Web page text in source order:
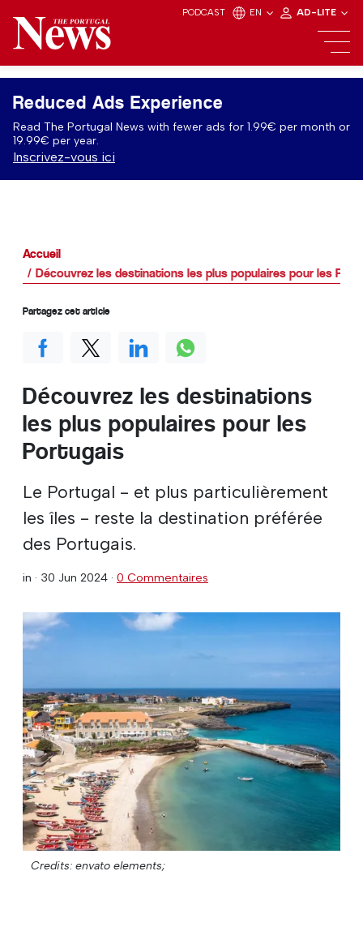
PODCAST EN AD-LITE
Reduced Ads Experience
Read The Portugal News with fewer ads for 1.99€ per month or
19.99€ per year.
Inscrivez-vous ici
Accueil
Découvrez les destinations les plus populaires pour les
Découvrez les destinations
les plus populaires pour les
Portugais
Le Portugal - et plus particulièrement
les îles - reste la destination préférée
des Portugais.
in · 30 Jun 2024 · 0 Commentaires
Credits: envato elements;
Partagez cet article